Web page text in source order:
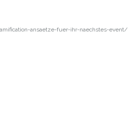
ansaetze-fuer-ihr-naechstes-event/